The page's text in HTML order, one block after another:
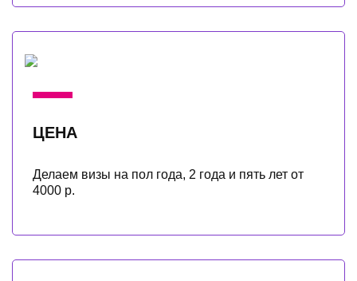
ЦЕНА
Делаем визы на пол года, 2 года и пять лет от
4000 р.